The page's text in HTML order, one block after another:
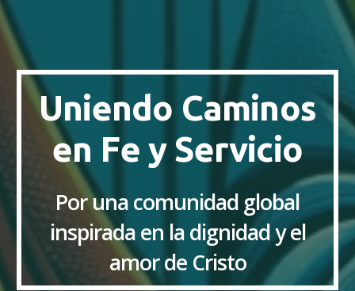
Uniendo Caminos
en Fe y Servicio
Por una comunidad global
inspirada en la dignidad y el
amor de Cristo